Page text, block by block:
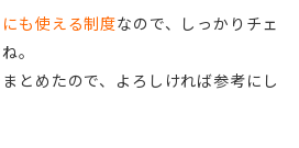
も使える制度なので、しっかりチェ
。
とめたので、よろしければ参考にし